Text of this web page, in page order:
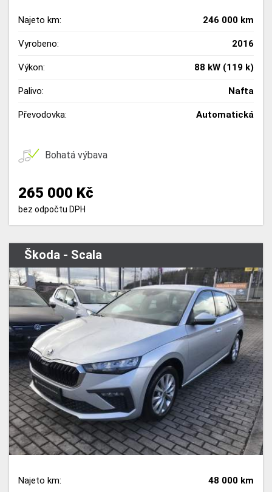
Najeto km: 246 000 km
Vyrobeno: 2016
Výkon: 88 kW (119 k)
Palivo: Nafta
Převodovka: Automatická
Bohatá výbava
265 000 Kč
bez odpočtu DPH
Škoda - Scala
Najeto km: 48 000 km